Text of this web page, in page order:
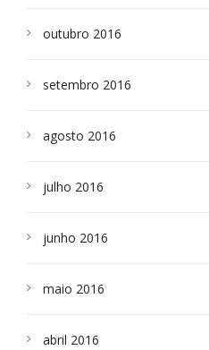
outubro 2016
setembro 2016
agosto 2016
julho 2016
junho 2016
maio 2016
abril 2016